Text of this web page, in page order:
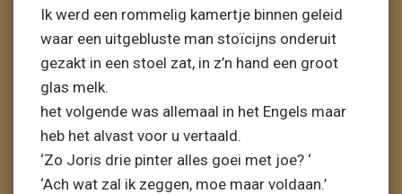
Ik werd een rommelig kamertje binnen geleid
waar een uitgebluste man stoïcijns onderuit
gezakt in een stoel zat, in z’n hand een groot
glas melk.
het volgende was allemaal in het Engels maar
heb het alvast voor u vertaald.
‘Zo Joris drie pinter alles goei met joe? ‘
‘Ach wat zal ik zeggen, moe maar voldaan.’